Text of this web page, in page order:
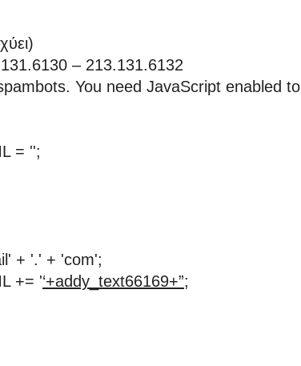
– 213.131.6132
You need JavaScript enabled to
= '';
+ '.' + 'com';
+= '‘+addy_text66169+”;